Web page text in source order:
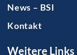
News – BSI
Kontakt
Weitere Links